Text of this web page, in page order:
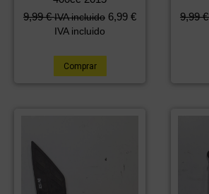
9,99€ IVA incluido 6,99 €
IVA incluido
Comprar
9,99€